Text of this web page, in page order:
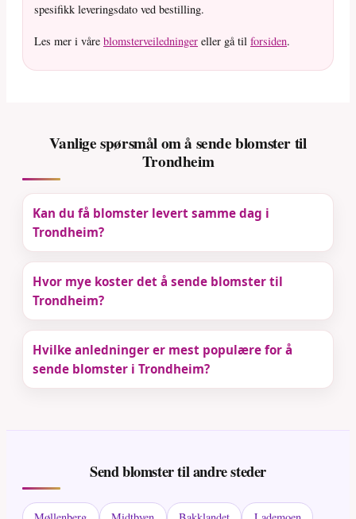
spesifikk leveringsdato ved bestilling.
Les mer i våre blomsterveiledninger eller gå til forsiden.
Vanlige spørsmål om å sende blomster til
Trondheim
Kan du få blomster levert samme dag i
Trondheim?
Hvor mye koster det å sende blomster til
Trondheim?
Hvilke anledninger er mest populære for å
sende blomster i Trondheim?
Send blomster til andre steder